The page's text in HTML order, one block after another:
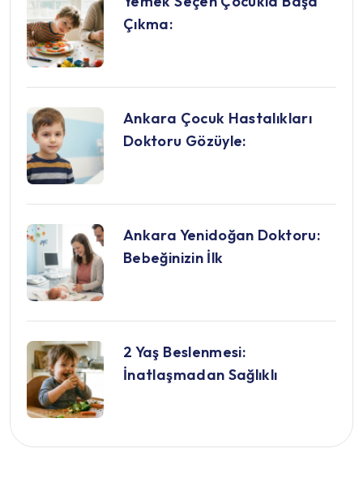
Çıkma:
Ankara Çocuk Hastalıkları
Doktoru Gözüyle:
Ankara Yenidoğan Doktoru:
Bebeğinizin İlk
2 Yaş Beslenmesi:
İnatlaşmadan Sağlıklı